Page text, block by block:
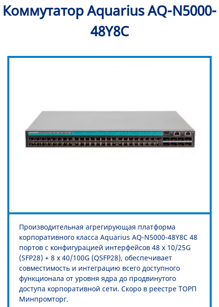
Коммутатор Aquarius AQ-N5000-
48Y8C
Производительная агрегирующая платформа
корпоративного класса Aquarius AQ-N5000-48Y8C 48
портов с конфигурацией интерфейсов 48 х 10/25G
(SFP28) + 8 x 40/100G (QSFP28), обеспечивает
совместимость и интеграцию всего доступного
функционала от уровня ядра до продвинутого
доступа корпоративной сети. Скоро в реестре ТОРП
Минпромторг.